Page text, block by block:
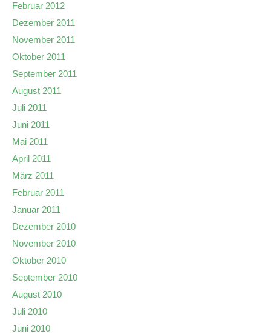
Februar 2012
Dezember 2011
November 2011
Oktober 2011
September 2011
August 2011
Juli 2011
Juni 2011
Mai 2011
April 2011
März 2011
Februar 2011
Januar 2011
Dezember 2010
November 2010
Oktober 2010
September 2010
August 2010
Juli 2010
Juni 2010